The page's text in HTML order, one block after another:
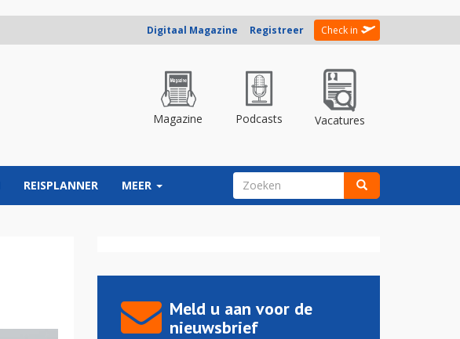
Digitaal Magazine Registreer Check in
Magazine Podcasts Vacatures
REISPLANNER MEER ZOEKVELD
Meld u aan voor de
nieuwsbrief